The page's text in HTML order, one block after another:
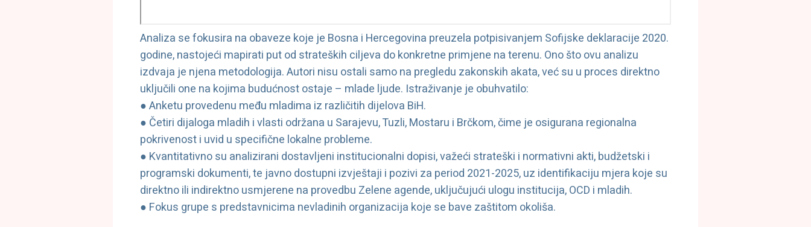
Analiza se fokusira na obaveze koje je Bosna i Hercegovina preuzela potpisivanjem Sofijske deklaracije 2020.
godine, nastojeći mapirati put od strateških ciljeva do konkretne primjene na terenu. Ono što ovu analizu
izdvaja je njena metodologija. Autori nisu ostali samo na pregledu zakonskih akata, već su u proces direktno
uključili one na kojima budućnost ostaje – mlade ljude. Istraživanje je obuhvatilo:
● Anketu provedenu među mladima iz različitih dijelova BiH.
● Četiri dijaloga mladih i vlasti održana u Sarajevu, Tuzli, Mostaru i Brčkom, čime je osigurana regionalna
pokrivenost i uvid u specifične lokalne probleme.
● Kvantitativno su analizirani dostavljeni institucionalni dopisi, važeći strateški i normativni akti, budžetski i
programski dokumenti, te javno dostupni izvještaji i pozivi za period 2021-2025, uz identifikaciju mjera koje su
direktno ili indirektno usmjerene na provedbu Zelene agende, uključujući ulogu institucija, OCD i mladih.
● Fokus grupe s predstavnicima nevladinih organizacija koje se bave zaštitom okoliša.